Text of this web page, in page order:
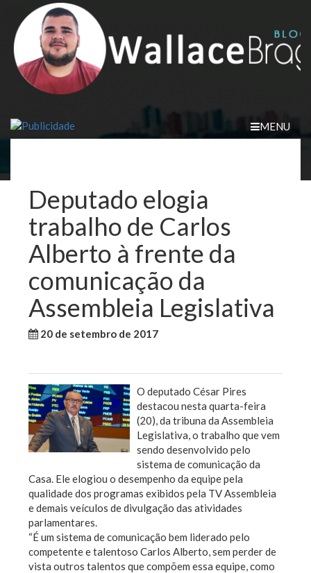
content
MENU
Deputado elogia
trabalho de Carlos
Alberto à frente da
comunicação da
Assembleia Legislativa
20 de setembro de 2017
O deputado César Pires
destacou nesta quarta-feira
(20), da tribuna da Assembleia
Legislativa, o trabalho que vem
sendo desenvolvido pelo
sistema de comunicação da
Casa. Ele elogiou o desempenho da equipe pela
qualidade dos programas exibidos pela TV Assembleia
e demais veículos de divulgação das atividades
parlamentares.
“É um sistema de comunicação bem liderado pelo
competente e talentoso Carlos Alberto, sem perder de
vista outros talentos que compõem essa equipe, como